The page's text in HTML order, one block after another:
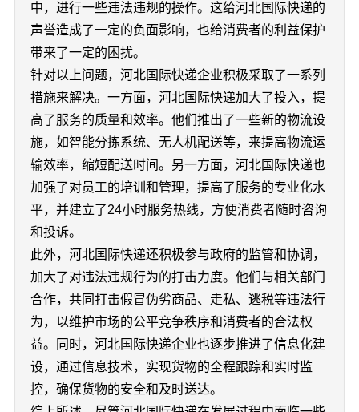
中，进行一些违法违规的操作。这给河北国际快递的
声誉造成了一定的负面影响，也给消费者的利益保护
带来了一定的困扰。
针对以上问题，河北国际快递企业积极采取了一系列
措施来解决。一方面，河北国际快递加大了投入，提
高了服务的质量和效率。他们推出了一些新的物流设
施，如智能分拣系统、无人机配送等，来提高物流运
输效率，缩短配送时间。另一方面，河北国际快递也
加强了对员工的培训和管理，提高了服务的专业化水
平，并建立了24小时服务热线，方便消费者随时咨询
和投诉。
此外，河北国际快递还积极参与政府的监管和协调，
加大了对违法违规行为的打击力度。他们与相关部门
合作，共同打击假冒伪劣商品、走私、逃税等违法行
为，以维护市场的公平竞争秩序和消费者的合法权
益。同时，河北国际快递企业也逐步推进了信息化建
设，通过信息技术，实现货物的全程跟踪和实时监
控，确保货物的安全和及时送达。